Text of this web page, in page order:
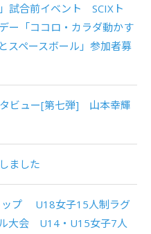
試合前イベント SCIXト
ー「ココロ・カラダ動かす
スペースボール」参加者募
タビュー[第七弾] 山本幸輝
ました
ップ U18女子15人制ラグ
大会 U14・U15女子7人